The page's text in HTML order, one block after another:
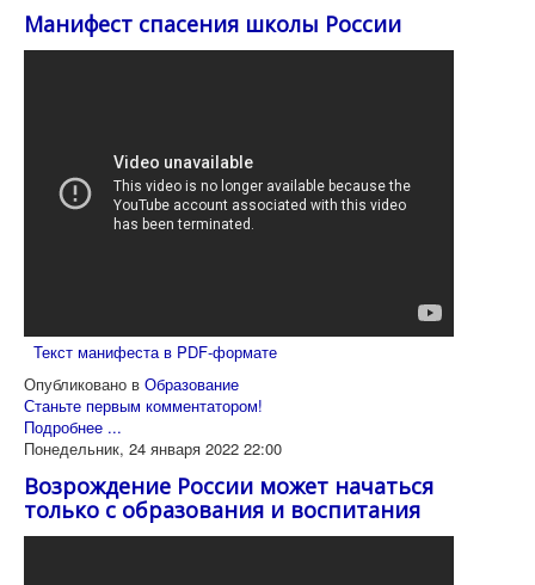
Манифест спасения школы России
Текст манифеста в PDF-формате
Опубликовано в Образование
Станьте первым комментатором!
Подробнее ...
Понедельник, 24 января 2022 22:00
Возрождение России может начаться
только с образования и воспитания